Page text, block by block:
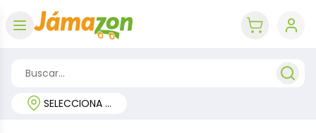
SELECCIONA TU REGIÓN